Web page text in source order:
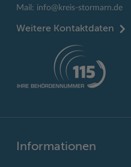
Mail: info@kreis-stormarn.de
Weitere Kontaktdaten
Informationen